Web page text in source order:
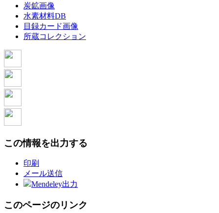
炭鉱画像
水素材料DB
目録カード画像
所蔵コレクション
この情報を出力する
印刷
メール送信
Mendeley出力
このページのリンク